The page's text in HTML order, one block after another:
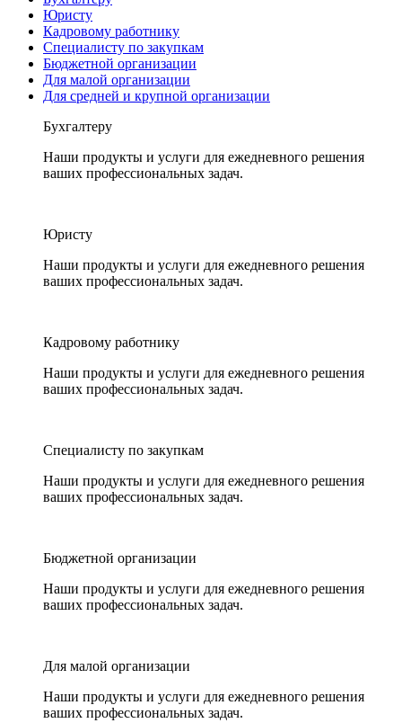
Юристу
Кадровому работнику
Специалисту по закупкам
Бюджетной организации
Для малой организации
Для средней и крупной организации
Бухгалтеру
Наши продукты и услуги для ежедневного решения
ваших профессиональных задач.
Юристу
Наши продукты и услуги для ежедневного решения
ваших профессиональных задач.
Кадровому работнику
Наши продукты и услуги для ежедневного решения
ваших профессиональных задач.
Специалисту по закупкам
Наши продукты и услуги для ежедневного решения
ваших профессиональных задач.
Бюджетной организации
Наши продукты и услуги для ежедневного решения
ваших профессиональных задач.
Для малой организации
Наши продукты и услуги для ежедневного решения
ваших профессиональных задач.